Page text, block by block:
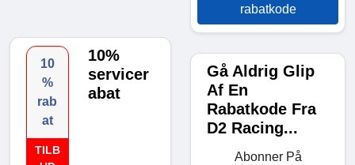
10
%
rab
at
TILB
10%
servicer
abat
rabatkode
Gå Aldrig Glip
Af En
Rabatkode Fra
D2 Racing...
Abonner På